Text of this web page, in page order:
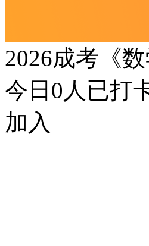
2026成考《
今日 0 人已打
加入